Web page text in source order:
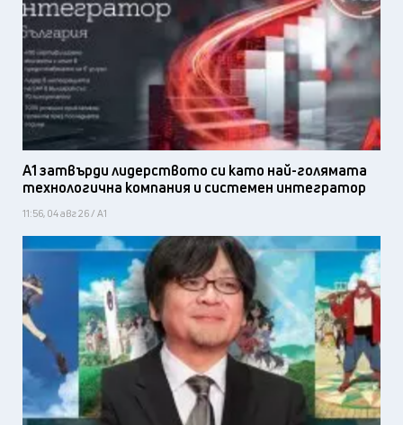
А1 затвърди лидерството си като най-голямата
технологична компания и системен интегратор
11:56, 04 авг 26 / А1